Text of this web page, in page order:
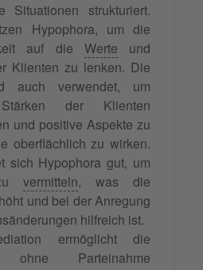
Situationen strukturiert.
Hypophora, um die
auf die Werte und
Klienten zu lenken. Die
auch verwendet, um
der Klienten
und positive Aspekte zu
oberflächlich zu wirken.
sich Hypophora gut, um
vermitteln, was die
und bei der Anregung
hilfreich ist.
ermöglicht die
ohne Parteinahme